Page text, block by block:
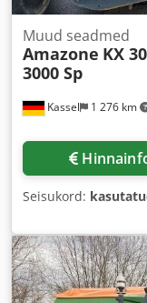
Kassel 1 276 km
Muud seadmed
Amazone KX
3000 Sp
Seisukord: